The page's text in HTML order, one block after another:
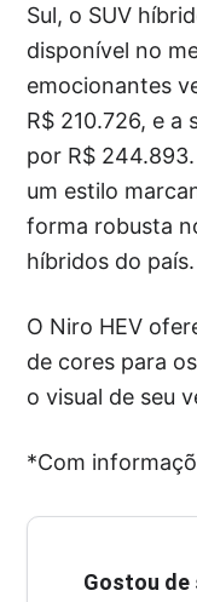
Sul, o SUV
disponível no
emocionantes
R$ 210.726, e a
por R$
um estilo
forma robusta
híbridos do país.
O Niro HEV
de cores para
o visual de seu
*Com
Gostou de